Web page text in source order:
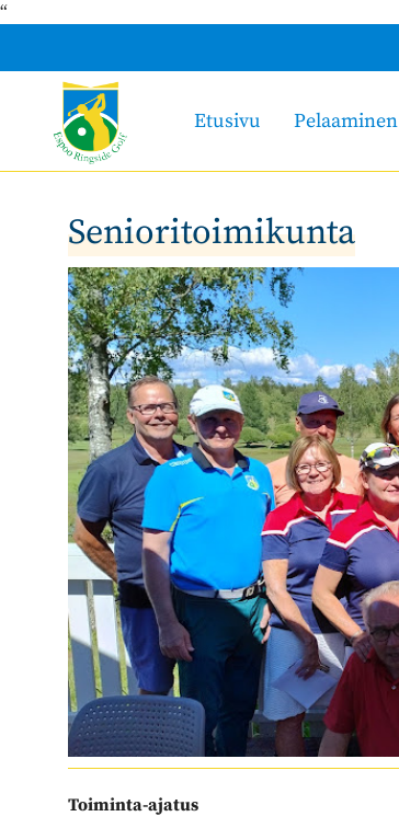
“
Etusivu Pelaaminen
Senioritoimikunta
Toiminta-ajatus